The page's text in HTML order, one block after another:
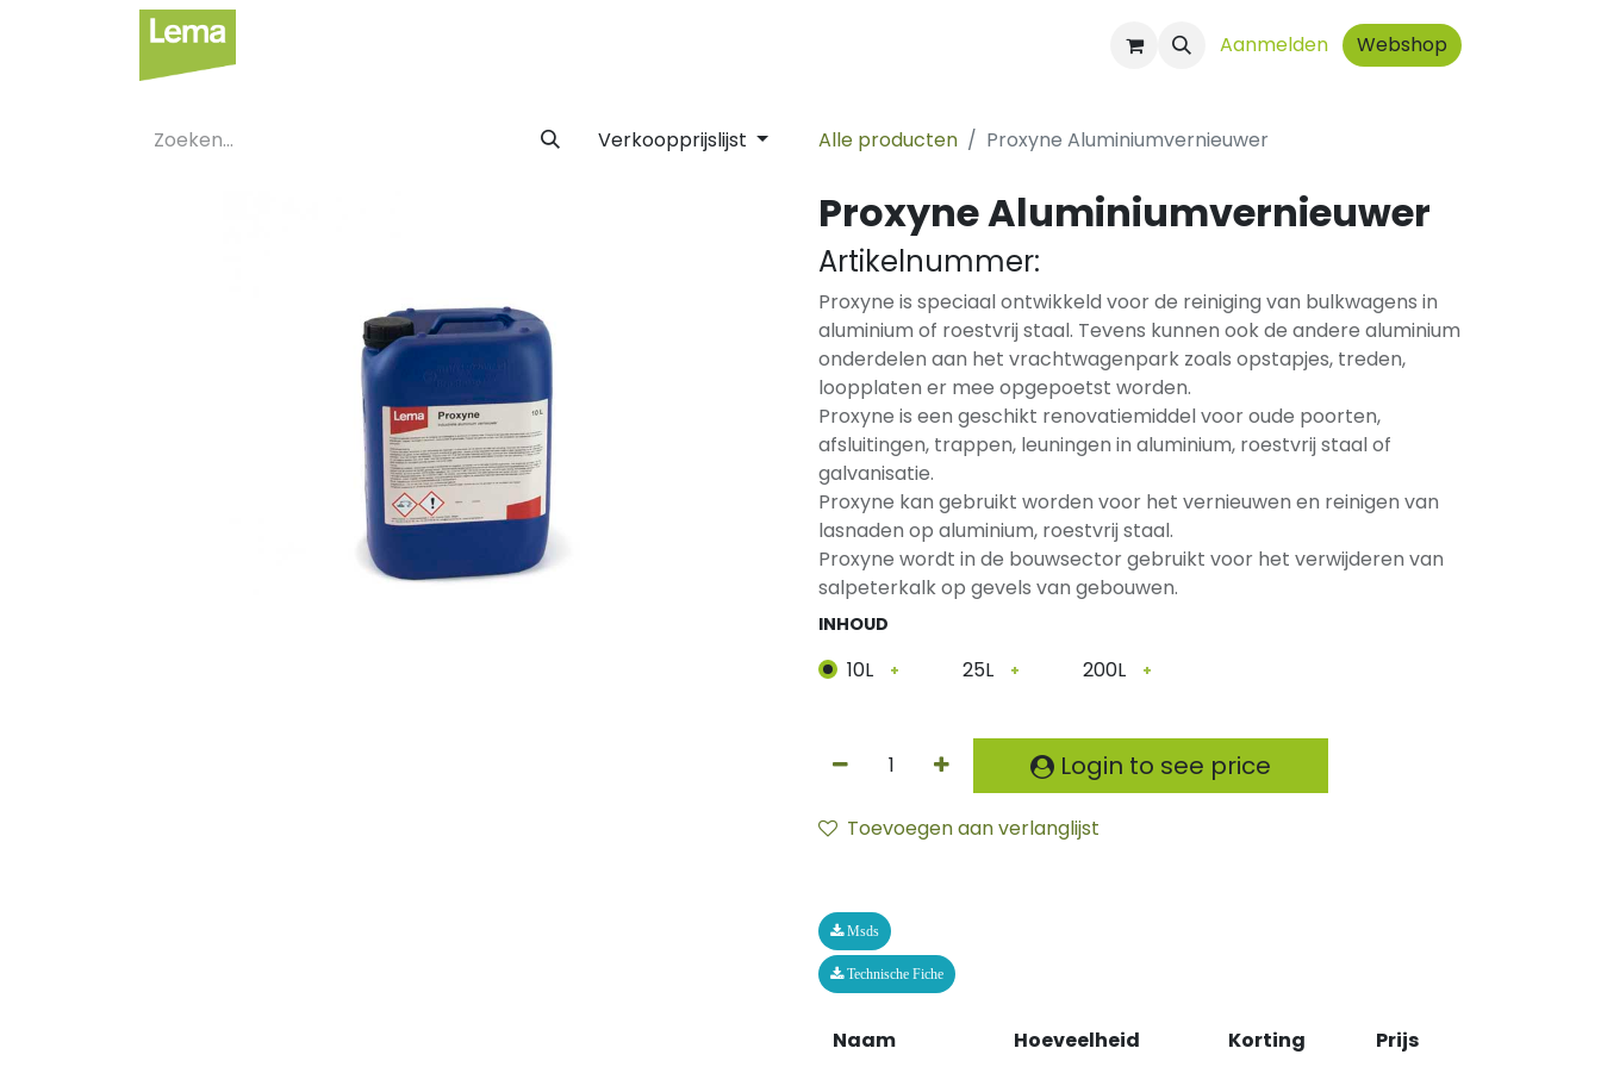
Aanmelden Webshop
Verkoopprijslijst Alle producten Proxyne Aluminiumvernieuwer
Proxyne Aluminiumvernieuwer
Artikelnummer:
Proxyne is speciaal ontwikkeld voor de reiniging van bulkwagens in
aluminium of roestvrij staal. Tevens kunnen ook de andere aluminium
onderdelen aan het vrachtwagenpark zoals opstapjes, treden,
loopplaten er mee opgepoetst worden.
Proxyne is een geschikt renovatiemiddel voor oude poorten,
afsluitingen, trappen, leuningen in aluminium, roestvrij staal of
galvanisatie.
Proxyne kan gebruikt worden voor het vernieuwen en reinigen van
lasnaden op aluminium, roestvrij staal.
Proxyne wordt in de bouwsector gebruikt voor het verwijderen van
salpeterkalk op gevels van gebouwen.
INHOUD
10L + 25L + 200L +
Login to see price
Toevoegen aan verlanglijst
Msds
Technische Fiche
Naam Hoeveelheid Korting Prijs